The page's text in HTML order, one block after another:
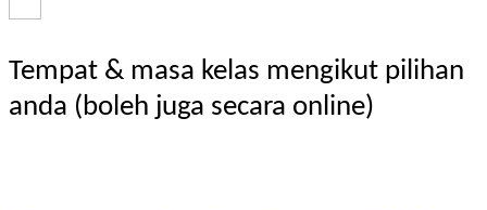
Tempat & masa kelas mengikut pilihan
anda (boleh juga secara online)